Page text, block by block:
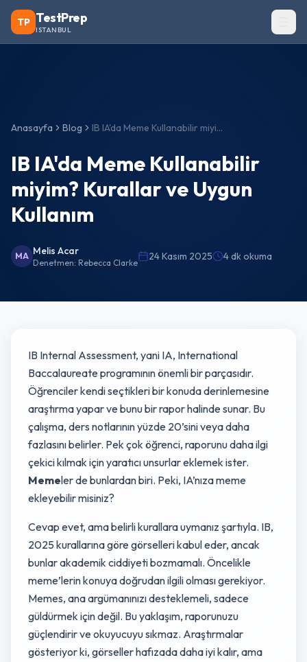
TP TestPrep
ISTANBUL
Anasayfa Blog IB IA'da Meme Kullanabilir miyim? Kurallar ve Uygun Kullanım
IB IA'da Meme Kullanabilir
miyim? Kurallar ve Uygun
Kullanım
MA Melis Acar
Denetmen: Rebecca Clarke
24 Kasım 2025 4 dk okuma
IB Internal Assessment, yani IA, International
Baccalaureate programının önemli bir parçasıdır.
Öğrenciler kendi seçtikleri bir konuda derinlemesine
araştırma yapar ve bunu bir rapor halinde sunar. Bu
çalışma, ders notlarının yüzde 20’sini veya daha
fazlasını belirler. Pek çok öğrenci, raporunu daha ilgi
çekici kılmak için yaratıcı unsurlar eklemek ister.
Memeler de bunlardan biri. Peki, IA’nıza meme
ekleyebilir misiniz?
Cevap evet, ama belirli kurallara uymanız şartıyla. IB,
2025 kurallarına göre görselleri kabul eder, ancak
bunlar akademik ciddiyeti bozmamalı. Öncelikle
meme’lerin konuya doğrudan ilgili olması gerekiyor.
Memes, ana argümanınızı desteklemeli, sadece
güldürmek için değil. Bu yaklaşım, raporunuzu
güçlendirir ve okuyucuyu sıkmaz. Araştırmalar
gösteriyor ki, görseller hafızada daha iyi kalır, ama